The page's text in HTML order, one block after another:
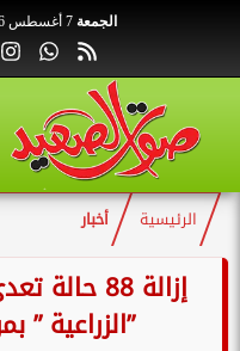
الجمعة 7 أغسطس 2026
الرئيسية أخبار
إزالة 88
”الزراعية